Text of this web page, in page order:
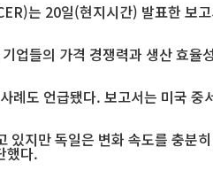
는 20일(현지시간) 발표한 보
업들의 가격 경쟁력과 생산 효
례도 언급됐다. 보고서는 미국
있지만 독일은 변화 속도를 충
했다.